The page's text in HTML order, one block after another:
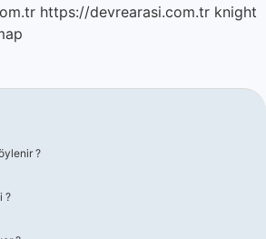
https://devrearasi.com.tr knight
?
?